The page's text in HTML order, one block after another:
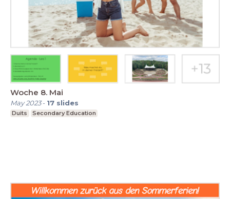
Woche 8. Mai
May 2023- 17 slides
Duits Secondary Education